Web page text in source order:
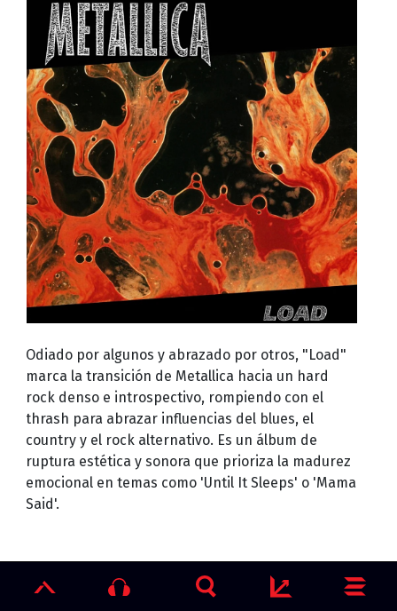
Odiado por algunos y abrazado por otros, "Load"
marca la transición de Metallica hacia un hard
rock denso e introspectivo, rompiendo con el
thrash para abrazar influencias del blues, el
country y el rock alternativo. Es un álbum de
ruptura estética y sonora que prioriza la madurez
emocional en temas como 'Until It Sleeps' o 'Mama
Said'.